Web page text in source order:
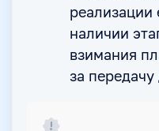
наличии
взимания
за